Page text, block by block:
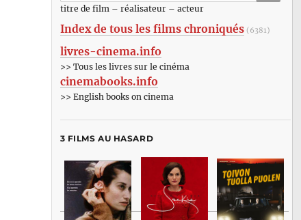
:titre de film – réalisateur – acteur
Index de tous les films chroniqués (6381)
livres-cinema.info
>> Tous les livres sur le cinéma
cinemabooks.info
>> English books on cinema
3 FILMS AU HASARD